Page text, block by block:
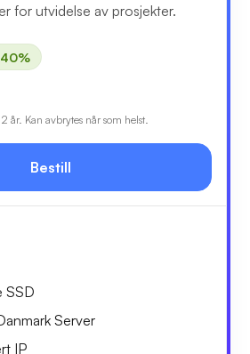
for utvidelse av prosjekter.
år. Kan avbrytes når som helst.
Bestill
SSD
Server
IP